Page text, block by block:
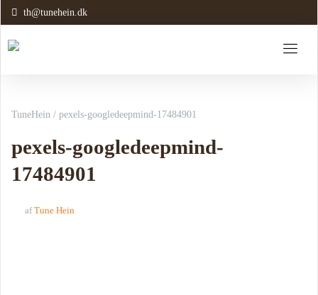
th@tunehein.dk
TuneHein / pexels-googledeepmind-17484901
pexels-googledeepmind-
17484901
af Tune Hein